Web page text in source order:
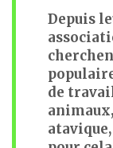
Depuis
de